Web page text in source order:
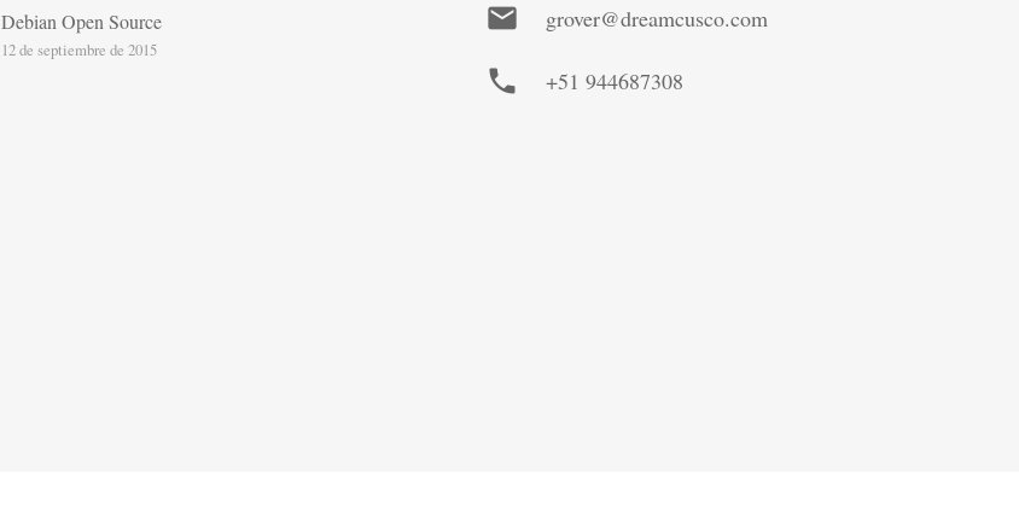
Debian Open Source
12 de septiembre de 2015
mail grover@dreamcusco.com
phone +51 944687308